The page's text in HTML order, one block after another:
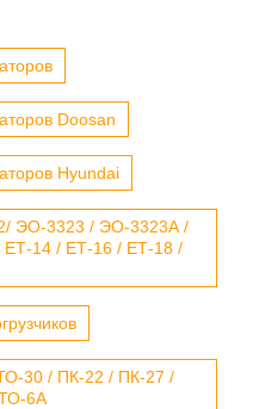
Doosan
Hyundai
ЭО-3323 / ЭО-3323А /
14 / ЕТ-16 / ЕТ-18 /
30 / ПК-22 / ПК-27 /
6А